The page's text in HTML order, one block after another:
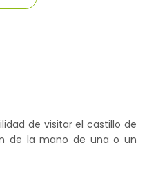
de visitar el castillo de
de la mano de una o un